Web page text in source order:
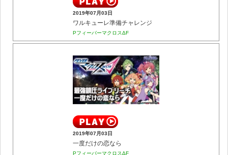
2019年07月03日
ワルキューレ準備チャレンジ
PフィーバーマクロスΔF
2019年07月03日
一度だけの恋なら
PフィーバーマクロスΔF